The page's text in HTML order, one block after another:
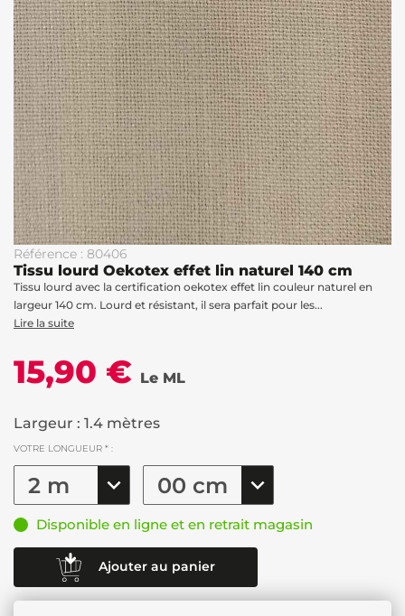
Référence : 80406
Tissu lourd Oekotex effet lin naturel 140 cm
Tissu lourd avec la certification oekotex effet lin couleur naturel en
largeur 140 cm. Lourd et résistant, il sera parfait pour les...
Lire la suite
15,90 € Le ML
Largeur : 1.4 mètres
VOTRE LONGUEUR * :
Disponible en ligne et en retrait magasin
Ajouter au panier